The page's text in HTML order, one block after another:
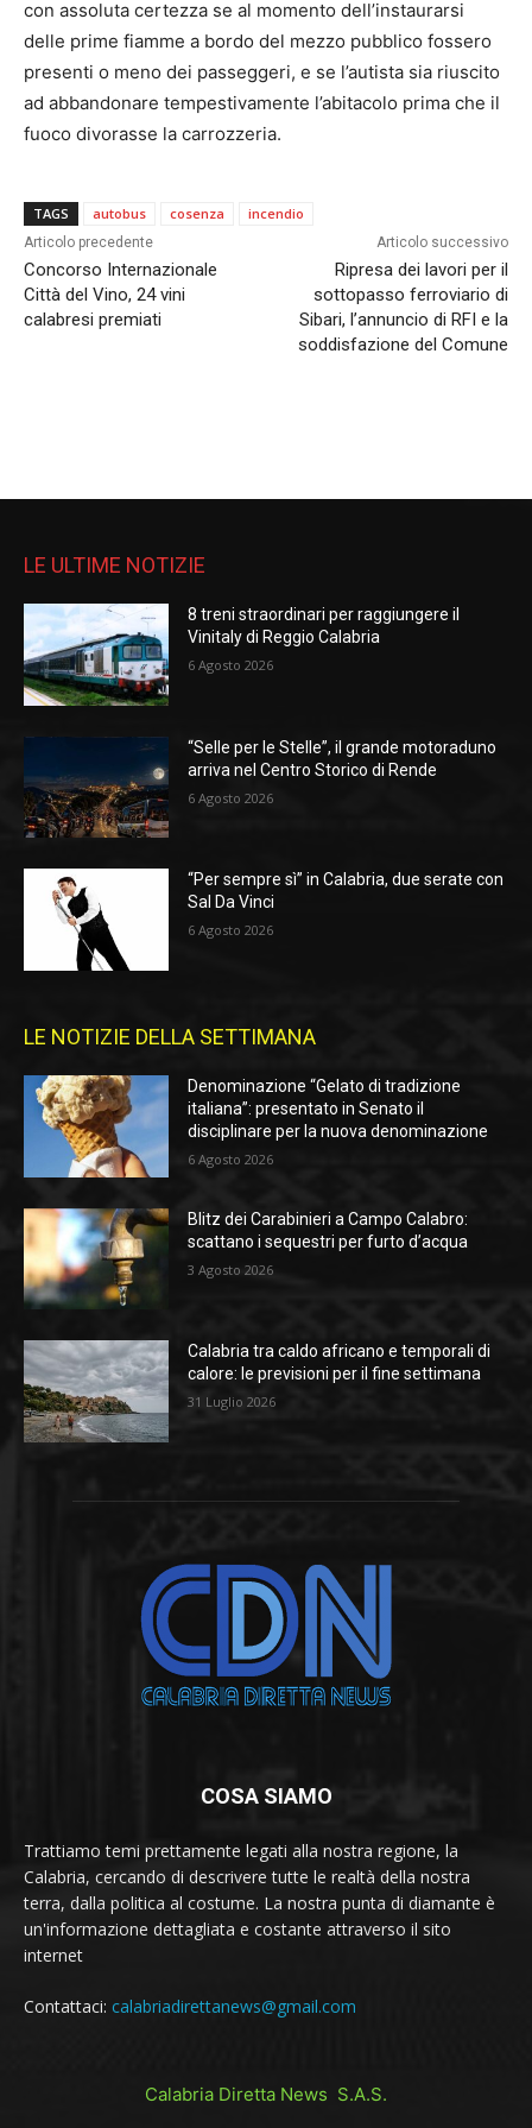
con assoluta certezza se al momento dell’instaurarsi
delle prime fiamme a bordo del mezzo pubblico fossero
presenti o meno dei passeggeri, e se l’autista sia riuscito
ad abbandonare tempestivamente l’abitacolo prima che il
fuoco divorasse la carrozzeria.
TAGS autobus cosenza incendio
Articolo precedente
Concorso Internazionale
Città del Vino, 24 vini
calabresi premiati
Articolo successivo
Ripresa dei lavori per il
sottopasso ferroviario di
Sibari, l’annuncio di RFI e la
soddisfazione del Comune
LE ULTIME NOTIZIE
8 treni straordinari per raggiungere il
Vinitaly di Reggio Calabria
6 Agosto 2026
“Selle per le Stelle”, il grande motoraduno
arriva nel Centro Storico di Rende
6 Agosto 2026
“Per sempre sì” in Calabria, due serate con
Sal Da Vinci
6 Agosto 2026
LE NOTIZIE DELLA SETTIMANA
Denominazione “Gelato di tradizione
italiana”: presentato in Senato il
disciplinare per la nuova denominazione
6 Agosto 2026
Blitz dei Carabinieri a Campo Calabro:
scattano i sequestri per furto d’acqua
3 Agosto 2026
Calabria tra caldo africano e temporali di
calore: le previsioni per il fine settimana
31 Luglio 2026
COSA SIAMO
Trattiamo temi prettamente legati alla nostra regione, la
Calabria, cercando di descrivere tutte le realtà della nostra
terra, dalla politica al costume. La nostra punta di diamante è
un'informazione dettagliata e costante attraverso il sito
internet
Contattaci: calabriadirettanews@gmail.com
Calabria Diretta News S.A.S.